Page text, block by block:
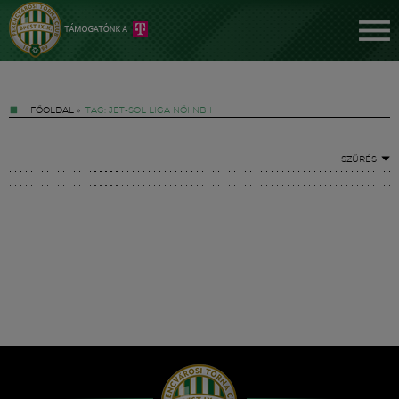
FŐOLDAL » TAG: JET-SOL LIGA NŐI NB I
SZŰRÉS
Hírek